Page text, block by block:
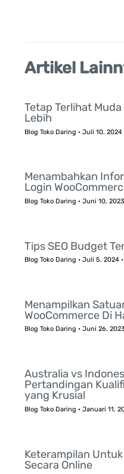
Artikel
Tetap Terlihat
Lebih
Blog Toko Daring •Juli 10, 2024
Menambahkan
Login
Blog Toko Daring •Juni 10, 2023
Tips SEO Budget
Blog Toko Daring •Juli 5, 2024
Menampilkan
WooCommerce Di
Blog Toko Daring •Juni 26, 2023
Australia vs
Pertandingan
yang Krusial
Blog Toko Daring •Januari 11,
Keterampilan
Secara Online